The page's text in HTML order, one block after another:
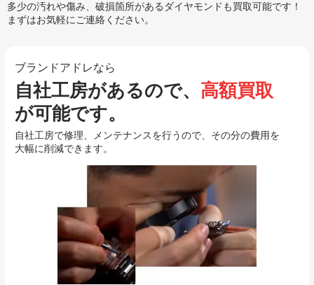
多少の汚れや傷み、破損箇所があるダイヤモンドも買取可能です！
まずはお気軽にご連絡ください。
ブランドアドレなら
自社工房があるので、 高額買取
が可能です。
自社工房で修理、メンテナンスを行うので、その分の費用を
大幅に削減できます。